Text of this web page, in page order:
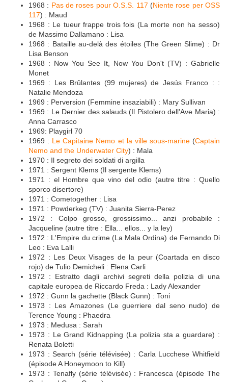
1968 : Pas de roses pour O.S.S. 117 (Niente rose per OSS
117) : Maud
1968 : Le tueur frappe trois fois (La morte non ha sesso)
de Massimo Dallamano : Lisa
1968 : Bataille au-delà des étoiles (The Green Slime) : Dr
Lisa Benson
1968 : Now You See It, Now You Don't (TV) : Gabrielle
Monet
1969 : Les Brûlantes (99 mujeres) de Jesús Franco : :
Natalie Mendoza
1969 : Perversion (Femmine insaziabili) : Mary Sullivan
1969 : Le Dernier des salauds (Il Pistolero dell'Ave Maria) :
Anna Carrasco
1969: Playgirl 70
1969 : Le Capitaine Nemo et la ville sous-marine(Captain
Nemo and the Underwater City) : Mala
1970 : Il segreto dei soldati di argilla
1971 : Sergent Klems (Il sergente Klems)
1971 : el Hombre que vino del odio (autre titre : Quello
sporco disertore)
1971 : Cometogether : Lisa
1971 : Powderkeg (TV) : Juanita Sierra-Perez
1972 : Colpo grosso, grossissimo... anzi probabile :
Jacqueline (autre titre : Ella... ellos... y la ley)
1972 : L'Empire du crime (La Mala Ordina) de Fernando Di
Leo : Eva Lalli
1972 : Les Deux Visages de la peur (Coartada en disco
rojo) de Tulio Demicheli : Elena Carli
1972 : Estratto dagli archivi segreti della polizia di una
capitale europea de Riccardo Freda : Lady Alexander
1972 : Gunn la gachette (Black Gunn) : Toni
1973 : Les Amazones (Le guerriere dal seno nudo) de
Terence Young : Phaedra
1973 : Medusa : Sarah
1973 : Le Grand Kidnapping (La polizia sta a guardare) :
Renata Boletti
1973 : Search (série télévisée) : Carla Lucchese Whitfield
(épisode A Honeymoon to Kill)
1973 : Tenafly (série télévisée) : Francesca (épisode The